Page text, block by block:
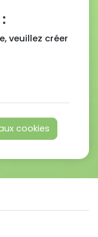
veuillez créer
cookies